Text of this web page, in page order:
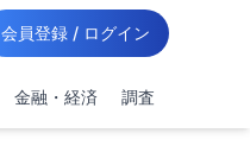
会員登録 / ログイン
金融・経済 調査